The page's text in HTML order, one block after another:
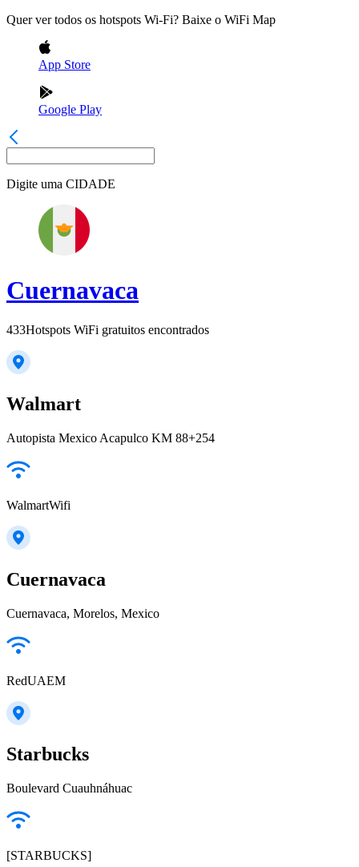
Quer ver todos os hotspots Wi-Fi? Baixe o WiFi Map
App Store
Google Play
Digite uma CIDADE
Cuernavaca
433Hotspots WiFi gratuitos encontrados
Walmart
Autopista Mexico Acapulco KM 88+254
WalmartWifi
Cuernavaca
Cuernavaca, Morelos, Mexico
RedUAEM
Starbucks
Boulevard Cuauhnáhuac
[STARBUCKS]